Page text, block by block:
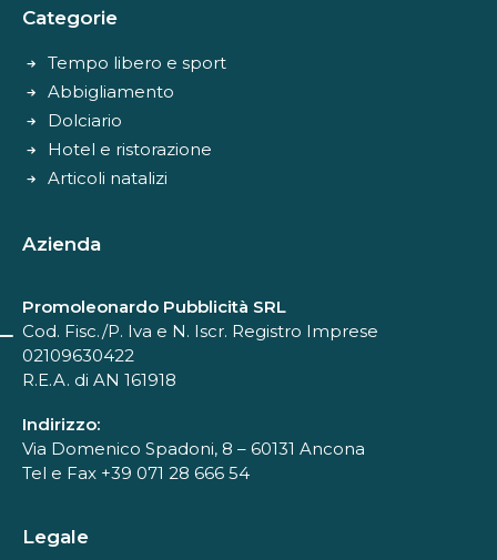
Categorie
Tempo libero e sport
Abbigliamento
Dolciario
Hotel e ristorazione
Articoli natalizi
Azienda
Promoleonardo Pubblicità SRL
Cod. Fisc./P. Iva e N. Iscr. Registro Imprese
02109630422
R.E.A. di AN 161918
Indirizzo:
Via Domenico Spadoni, 8 – 60131 Ancona
Tel e Fax +39 071 28 666 54
Legale